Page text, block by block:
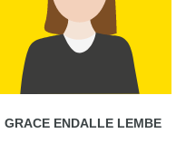
GRACE ENDALLE LEMBE